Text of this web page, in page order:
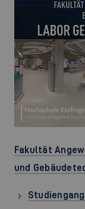
Fakultät
und